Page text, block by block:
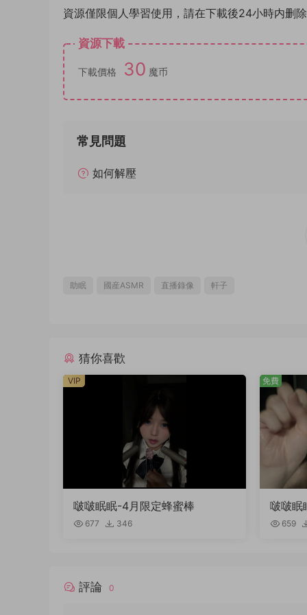
資源僅限個人學習使用，請在下載後24小時内删
資源下載
下載價格 30 魔币
常見問題
如何解壓
助眠 國産ASMR 直播錄像 軒子
猜你喜歡
啵啵眠眠-4月限定蜂蜜棒
677 346
VIP
啵啵眠
稿件）
659
免費
評論 0